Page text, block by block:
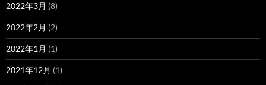
2022年3月 (8)
2022年2月 (2)
2022年1月 (1)
2021年12月 (1)